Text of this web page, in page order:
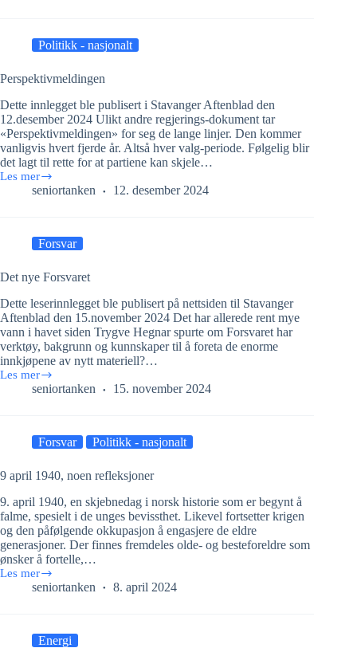
Politikk - nasjonalt
Perspektivmeldingen
Dette innlegget ble publisert i Stavanger Aftenblad den
12.desember 2024 Ulikt andre regjerings-dokument tar
«Perspektivmeldingen» for seg de lange linjer. Den kommer
vanligvis hvert fjerde år. Altså hver valg-periode. Følgelig blir
det lagt til rette for at partiene kan skjele…
Les mer
Perspektivmeldingen
seniortanken 12. desember 2024
Forsvar
Det nye Forsvaret
Dette leserinnlegget ble publisert på nettsiden til Stavanger
Aftenblad den 15.november 2024 Det har allerede rent mye
vann i havet siden Trygve Hegnar spurte om Forsvaret har
verktøy, bakgrunn og kunnskaper til å foreta de enorme
innkjøpene av nytt materiell?…
Les mer
Det
seniortanken 15. november 2024
Forsvar Politikk - nasjonalt
9 april 1940, noen refleksjoner
9. april 1940, en skjebnedag i norsk historie som er begynt å
falme, spesielt i de unges bevissthet. Likevel fortsetter krigen
og den påfølgende okkupasjon å engasjere de eldre
generasjoner. Der finnes fremdeles olde- og besteforeldre som
ønsker å fortelle,…
Les mer
9
refleksjoner
seniortanken 8. april 2024
Energi